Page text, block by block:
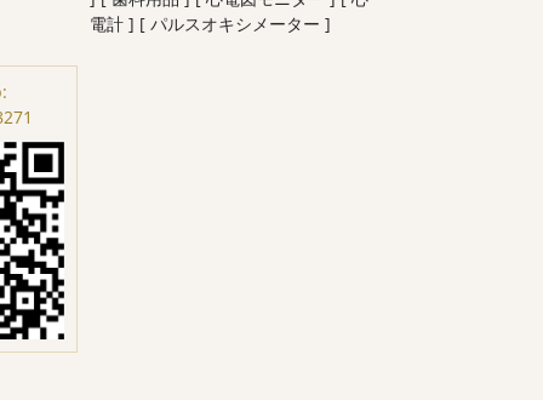
電計 ] [ パルスオキシメーター ]